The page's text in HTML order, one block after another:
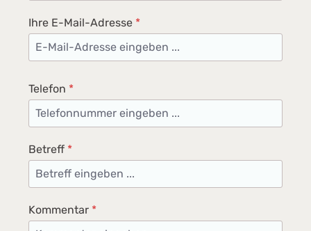
45 cm Gewicht: 42 kgDatenblatt download
Ihre E-Mail-Adresse *
Telefon *
Betreff *
Kommentar *